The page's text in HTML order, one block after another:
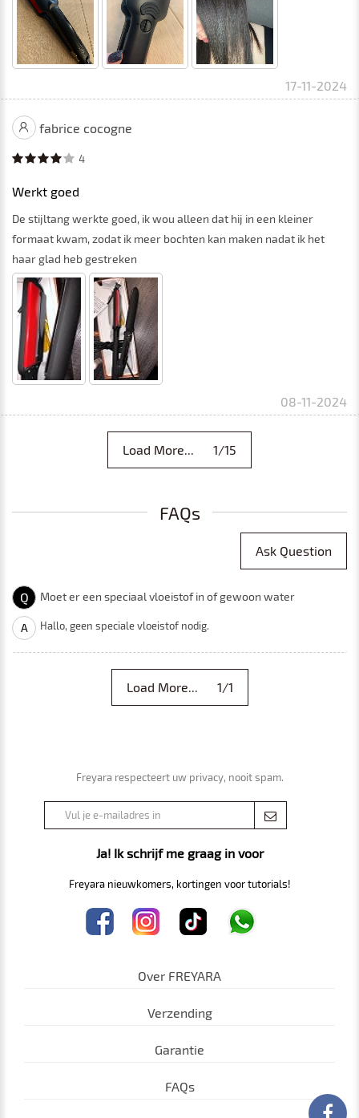
17-11-2024
fabrice cocogne
4
Werkt goed
De stijltang werkte goed, ik wou alleen dat hij in een kleiner
formaat kwam, zodat ik meer bochten kan maken nadat ik het
haar glad heb gestreken
08-11-2024
Load More... 1/15
FAQs
Ask Question
Q Moet er een speciaal vloeistof in of gewoon water
A Hallo, geen speciale vloeistof nodig.
Load More... 1/1
Freyara respecteert uw privacy, nooit spam.
Ja! Ik schrijf me graag in voor
Freyara nieuwkomers, kortingen voor tutorials!
Over FREYARA
Verzending
Garantie
FAQs